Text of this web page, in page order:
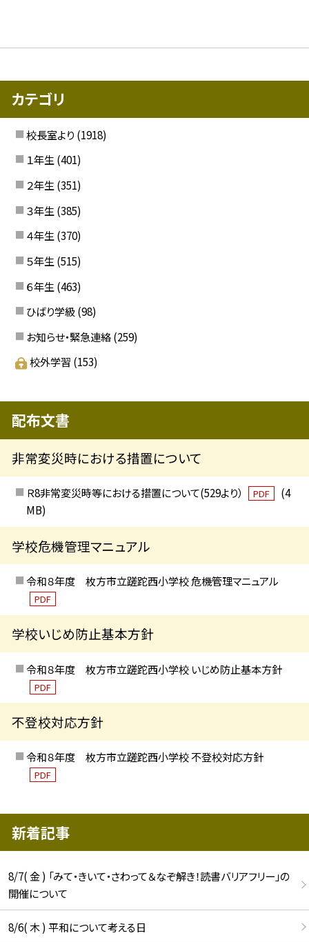
カテゴリ
校長室より (1918)
１年生 (401)
２年生 (351)
３年生 (385)
４年生 (370)
５年生 (515)
６年生 (463)
ひばり学級 (98)
お知らせ・緊急連絡 (259)
校外学習 (153)
配布文書
非常変災時における措置について
Ｒ8非常変災時等における措置について(529より） PDF
(4
MB)
学校危機管理マニュアル
令和８年度 枚方市立蹉跎西小学校 危機管理マニュアル
PDF
学校いじめ防止基本方針
令和８年度 枚方市立蹉跎西小学校 いじめ防止基本方針
PDF
不登校対応方針
令和８年度 枚方市立蹉跎西小学校 不登校対応方針
PDF
新着記事
8/7( 金 ) 「みて・きいて・さわって＆なぞ解き！読書バリアフリー」の
開催について
8/6( 木 ) 平和について考える日